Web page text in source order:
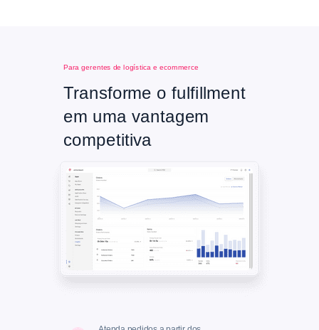
Transforme o fulfillment
em uma vantagem
competitiva
Para gerentes de logística e ecommerce